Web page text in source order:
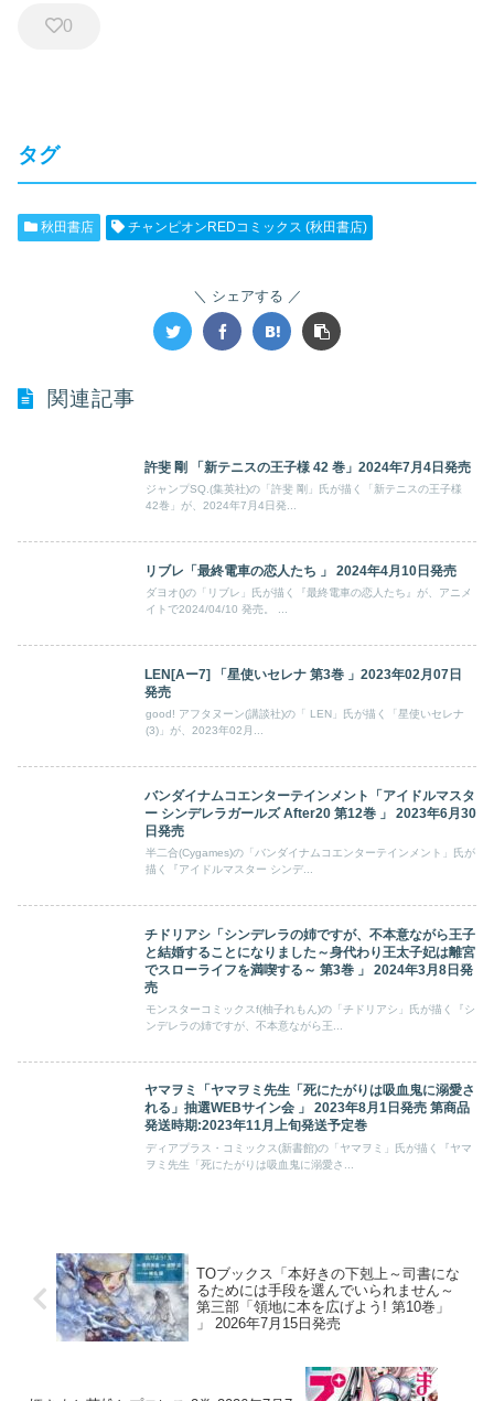
0
タグ
秋田書店 チャンピオンREDコミックス (秋田書店)
シェアする
関連記事
許斐 剛 「新テニスの王子様 42 巻」2024年7月4日発売
ジャンプSQ.(集英社)の「許斐 剛」氏が描く「新テニスの王子様
42巻」が、2024年7月4日発...
リブレ「最終電車の恋人たち 」 2024年4月10日発売
ダヨオ()の「リブレ」氏が描く『最終電車の恋人たち』が、アニメ
イトで2024/04/10 発売。 ...
LEN[Aー7] 「星使いセレナ 第3巻 」2023年02月07日
発売
good! アフタヌーン(講談社)の「 LEN」氏が描く「星使いセレナ
(3)」が、2023年02月...
バンダイナムコエンターテインメント「アイドルマスタ
ー シンデレラガールズ After20 第12巻 」 2023年6月30
日発売
半二合(Cygames)の「バンダイナムコエンターテインメント」氏が
描く『アイドルマスター シンデ...
チドリアシ「シンデレラの姉ですが、不本意ながら王子
と結婚することになりました～身代わり王太子妃は離宮
でスローライフを満喫する～ 第3巻 」 2024年3月8日発
売
モンスターコミックスf(柚子れもん)の「チドリアシ」氏が描く『シ
ンデレラの姉ですが、不本意ながら王...
ヤマヲミ「ヤマヲミ先生「死にたがりは吸血鬼に溺愛さ
れる」抽選WEBサイン会 」 2023年8月1日発売 第商品
発送時期:2023年11月上旬発送予定巻
ディアプラス・コミックス(新書館)の「ヤマヲミ」氏が描く『ヤマ
ヲミ先生「死にたがりは吸血鬼に溺愛さ...
TOブックス「本好きの下剋上～司書にな
るためには手段を選んでいられません～
第三部「領地に本を広げよう! 第10巻」
」 2026年7月15日発売